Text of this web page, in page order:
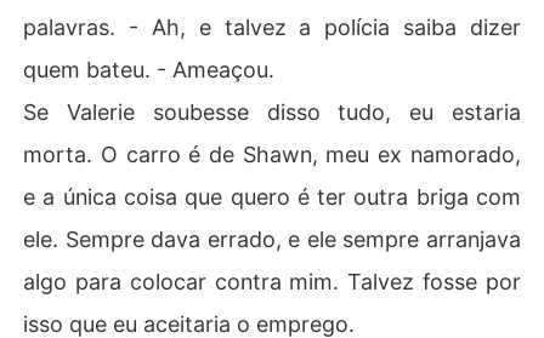
palavras. - Ah, e talvez a polícia saiba dizer
quem bateu. - Ameaçou.
Se Valerie soubesse disso tudo, eu estaria
morta. O carro é de Shawn, meu ex namorado,
e a única coisa que quero é ter outra briga com
ele. Sempre dava errado, e ele sempre arranjava
algo para colocar contra mim. Talvez fosse por
isso que eu aceitaria o emprego.